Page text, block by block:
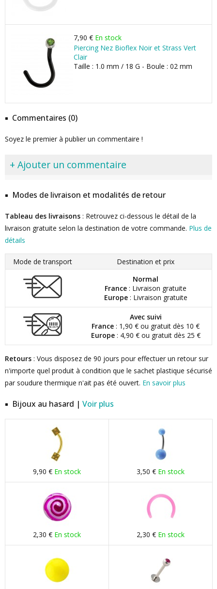
7,90 € En stock
Piercing Nez Bioflex Noir et Strass Vert
Clair
Taille : 1.0 mm / 18 G - Boule : 02 mm
Commentaires (0)
Soyez le premier à publier un commentaire !
+ Ajouter un commentaire
Modes de livraison et modalités de retour
Tableau des livraisons : Retrouvez ci-dessous le détail de la
livraison gratuite selon la destination de votre commande. Plus de
détails
Mode de transport
Destination et prix
Normal
France : Livraison gratuite
Europe: Livraison gratuite
Avec suivi
France : 1,90 € ou gratuit dès 10 €
Europe: 4,90 € ou gratuit dès 25 €
Retours : Vous disposez de 90 jours pour effectuer un retour sur
n'importe quel produit à condition que le sachet plastique sécurisé
par soudure thermique n'ait pas été ouvert. En savoir plus
Bijoux au hasard | Voir plus
9,90 € En stock 3,50 € En stock
2,30 € En stock 2,30 € En stock